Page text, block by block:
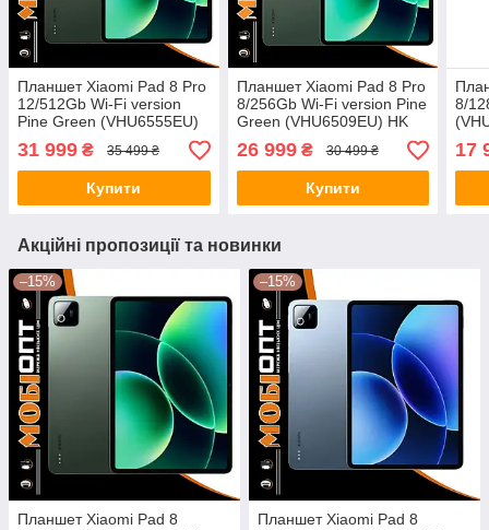
Планшет Xiaomi Pad 8 Pro
12/512Gb Wi-Fi version
Pine Green (VHU6555EU)
UA UCRF
31 999 ₴ 35 499 ₴
Купити
Планшет Xiaomi Pad 8 Pro
8/256Gb Wi-Fi version Pine
Green (VHU6509EU) HK
26 999₴ 30 499 ₴
Купити
8/
17
Акційні пропозиції та новинки
–15%
Планшет Xiaomi Pad 8
–15%
Планшет Xiaomi Pad 8